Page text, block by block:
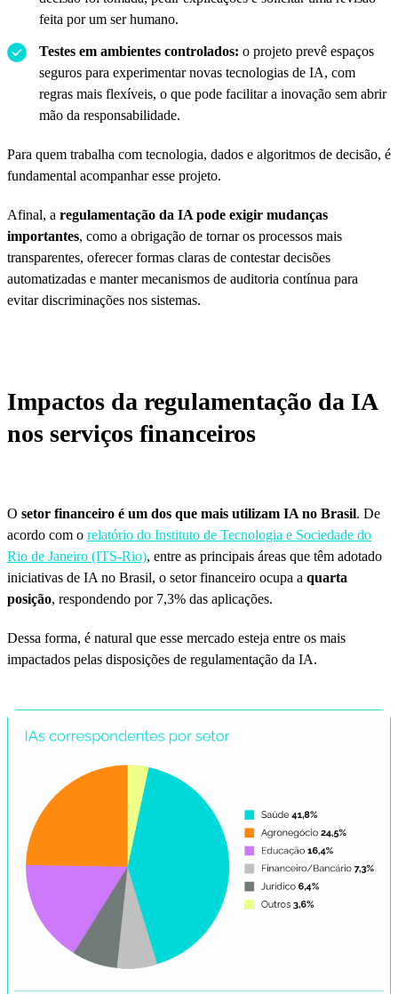
feita por um ser humano.
Testes em ambientes controlados: o projeto prevê espaços
seguros para experimentar novas tecnologias de IA, com
regras mais flexíveis, o que pode facilitar a inovação sem abrir
mão da responsabilidade.
Para quem trabalha com tecnologia, dados e algoritmos de decisão, é
fundamental acompanhar esse projeto.
Afinal, a regulamentação da IA pode exigir mudanças
importantes, como a obrigação de tornar os processos mais
transparentes, oferecer formas claras de contestar decisões
automatizadas e manter mecanismos de auditoria contínua para
evitar discriminações nos sistemas.
Impactos da regulamentação da IA
nos serviços financeiros
O setor financeiro é um dos que mais utilizam IA no Brasil. De
acordo com o relatório do Instituto de Tecnologia e Sociedade do
Rio de Janeiro (ITS-Rio), entre as principais áreas que têm adotado
iniciativas de IA no Brasil, o setor financeiro ocupa a quarta
posição, respondendo por 7,3% das aplicações.
Dessa forma, é natural que esse mercado esteja entre os mais
impactados pelas disposições de regulamentação da IA.